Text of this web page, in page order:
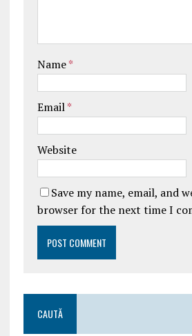
Name*
Email*
Website
Save my name, email, and
browser for the next time I
CAUTĂ